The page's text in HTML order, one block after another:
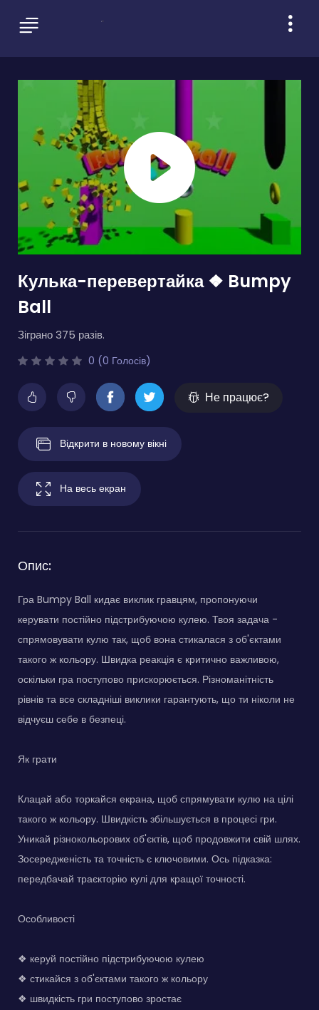
Кулька-перевертайка ❖ Bumpy
Ball
Зіграно 375 разів.
0 (0 Голосів)
Не працює?
Відкрити в новому вікні
На весь екран
Опис:
Гра Bumpy Ball кидає виклик гравцям, пропонуючи
керувати постійно підстрибуючою кулею. Твоя задача -
спрямовувати кулю так, щоб вона стикалася з об'єктами
такого ж кольору. Швидка реакція є критично важливою,
оскільки гра поступово прискорюється. Різноманітність
рівнів та все складніші виклики гарантують, що ти ніколи не
відчуєш себе в безпеці.
Як грати
Клацай або торкайся екрана, щоб спрямувати кулю на цілі
такого ж кольору. Швидкість збільшується в процесі гри.
Уникай різнокольорових об'єктів, щоб продовжити свій шлях.
Зосередженість та точність є ключовими. Ось підказка:
передбачай траєкторію кулі для кращої точності.
Особливості
❖ керуй постійно підстрибуючою кулею
❖ стикайся з об'єктами такого ж кольору
❖ швидкість гри поступово зростає